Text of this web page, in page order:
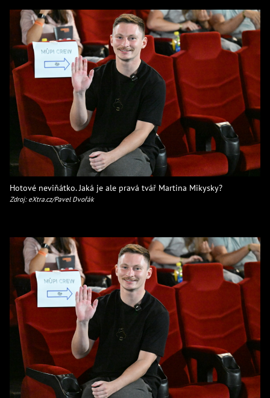
Hotové neviňátko. Jaká je ale pravá tvář Martina Mikysky?
Zdroj: eXtra.cz/Pavel Dvořák